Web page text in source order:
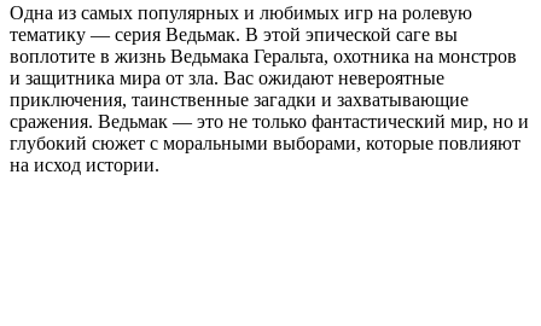
Одна из самых популярных и любимых игр на ролевую
тематику — серия Ведьмак. В этой эпической саге вы
воплотите в жизнь Ведьмака Геральта, охотника на монстров
и защитника мира от зла. Вас ожидают невероятные
приключения, таинственные загадки и захватывающие
сражения. Ведьмак — это не только фантастический мир, но и
глубокий сюжет с моральными выборами, которые повлияют
на исход истории.